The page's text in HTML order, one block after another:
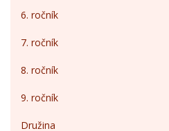
6. ročník
7. ročník
8. ročník
9. ročník
Družina